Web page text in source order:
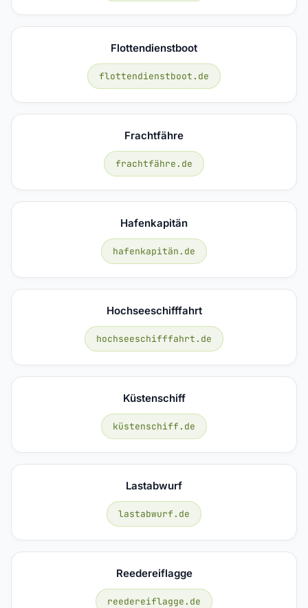
Flottendienstboot
flottendienstboot.de
Frachtfähre
frachtfähre.de
Hafenkapitän
hafenkapitän.de
Hochseeschifffahrt
hochseeschifffahrt.de
Küstenschiff
küstenschiff.de
Lastabwurf
lastabwurf.de
Reedereiflagge
reedereiflagge.de